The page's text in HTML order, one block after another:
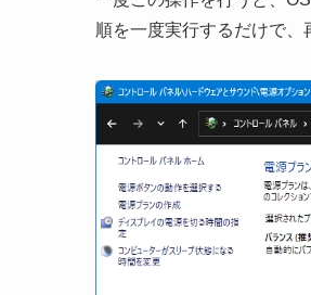
順を一度実行するだけで、